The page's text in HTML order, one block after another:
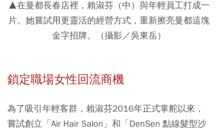
▲在曼都長春店裡，賴淑芬（中）與年輕員工打成一
片。她嘗試用更靈活的經營方式，重新擦亮曼都這塊
金字招牌。（攝影／吳東岳）
鎖定職場女性回流商機
為了吸引年輕客群，賴淑芬2016年正式掌舵以來，
嘗試創立「Air Hair Salon」和「DenSen 點線髮型沙